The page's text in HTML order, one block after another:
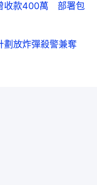
收款400萬 部署包
放炸彈殺警兼奪